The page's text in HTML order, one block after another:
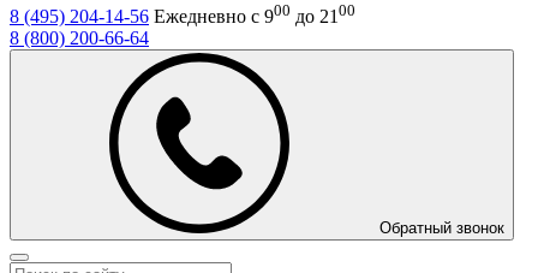
8 (495) 204-14-56 Ежедневно с 900 до 21 00
8 (800) 200-66-64
Обратный звонок